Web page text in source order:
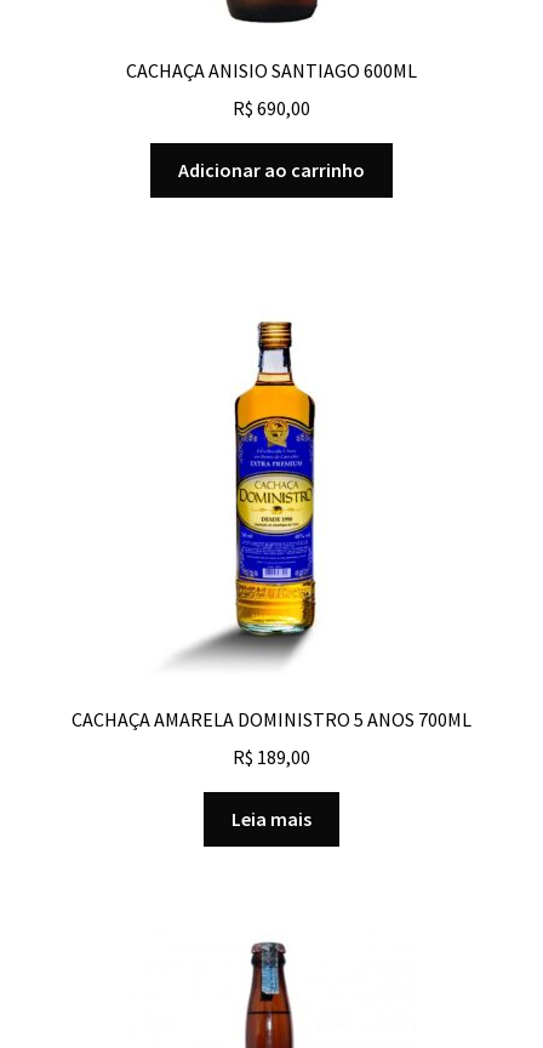
CACHAÇA ANISIO SANTIAGO 600ML
R$ 690,00
Adicionar ao carrinho
CACHAÇA AMARELA DOMINISTRO 5 ANOS 700ML
R$ 189,00
Leia mais